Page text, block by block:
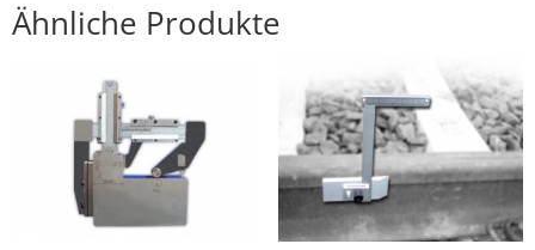
Ähnliche Produkte